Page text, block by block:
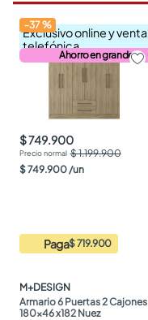
Exclusivo online y venta
telefónica
Ahorro en grande
-37%
$ 749.900
$ 1.199.900
$749.900 /un
Paga$ 719.900
M+DESIGN
Armario 6 Puertas 2 Cajones
180x46 x182 Nuez